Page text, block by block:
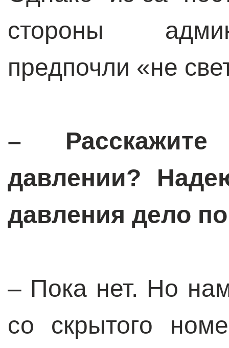
стороны
предпочли «не
– Расскажите
давлении?
давления дело
– Пока нет. Но
со скрытого